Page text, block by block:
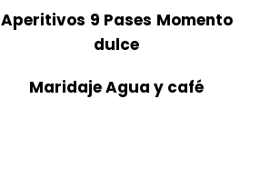
Aperitivos 9 Pases Momento
dulce
Maridaje Agua y café